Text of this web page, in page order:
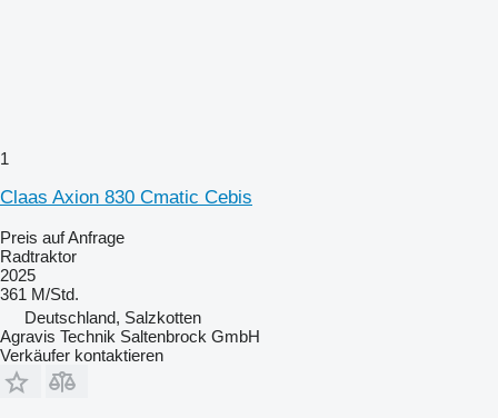
1
Claas Axion 830 Cmatic Cebis
Preis auf Anfrage
Radtraktor
2025
361 M/Std.
Deutschland, Salzkotten
Agravis Technik Saltenbrock GmbH
Verkäufer kontaktieren